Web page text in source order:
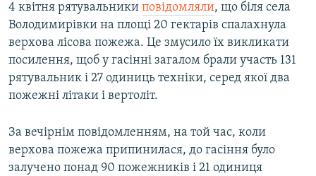
4 квітня рятувальники повідомляли, що біля села
Володимирівки на площі 20 гектарів спалахнула
верхова лісова пожежа. Це змусило їх викликати
посилення, щоб у гасінні загалом брали участь 131
рятувальник і 27 одиниць техніки, серед якої два
пожежні літаки і вертоліт.
За вечірнім повідомленням, на той час, коли
верхова пожежа припинилася, до гасіння було
залучено понад 90 пожежників і 21 одиниця